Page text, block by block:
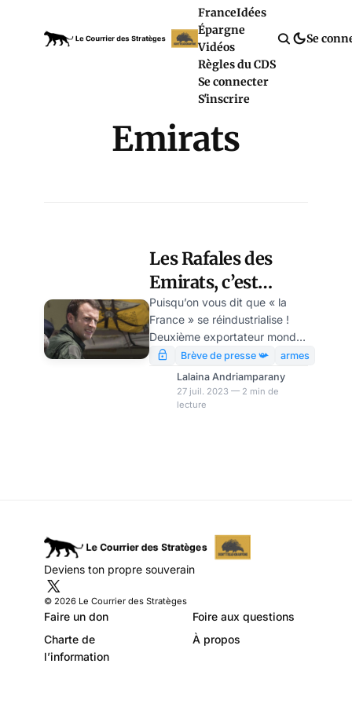
FranceIdées
Épargne
Vidéos
Règles du CDS
Se connecter
S'inscrire
Se
Emirats
Les Rafales des
Emirats, c’est
kasher Climat ? par
Modeste Schwartz
Puisqu’on vous dit que « la
France » se réindustrialise !
Deuxième exportateur mondial
d’armement en 2022, « la
France », tout en sombrant
dans un fanatisme climatiste
qui donne à l’Iran khomeyniste
Brève de presse 📯
armes
Lalaina Andriamparany
27 juil. 2023 — 2 min de
lecture
Deviens ton propre souverain
© 2026 Le Courrier des Stratèges
Faire un don
Foire aux questions
Charte de
l’information
À propos